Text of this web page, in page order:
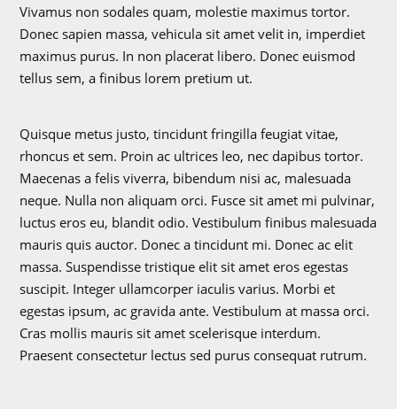
Vivamus non sodales quam, molestie maximus tortor.
Donec sapien massa, vehicula sit amet velit in, imperdiet
maximus purus. In non placerat libero. Donec euismod
tellus sem, a finibus lorem pretium ut.
Quisque metus justo, tincidunt fringilla feugiat vitae,
rhoncus et sem. Proin ac ultrices leo, nec dapibus tortor.
Maecenas a felis viverra, bibendum nisi ac, malesuada
neque. Nulla non aliquam orci. Fusce sit amet mi pulvinar,
luctus eros eu, blandit odio. Vestibulum finibus malesuada
mauris quis auctor. Donec a tincidunt mi. Donec ac elit
massa. Suspendisse tristique elit sit amet eros egestas
suscipit. Integer ullamcorper iaculis varius. Morbi et
egestas ipsum, ac gravida ante. Vestibulum at massa orci.
Cras mollis mauris sit amet scelerisque interdum.
Praesent consectetur lectus sed purus consequat rutrum.